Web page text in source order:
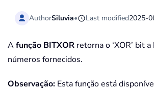
AuthorSiluvia• Last modified2025-
Afunção BITXOR retorna o ‘XOR’ bit
números fornecidos.
Observação: Esta função está